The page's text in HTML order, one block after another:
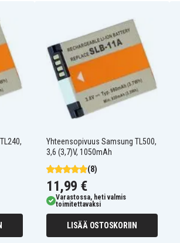
Samsung HZ25W
Samsung HZ35W
Samsung ST1000
Samsung TL240
Samsung TL500
Samsung WB2000
Samsung WB5500
Yhteensopivuus Samsung TL500,
3,6 (3,7)V, 1050mAh
(8)
11,99 €
Varastossa, heti valmis
toimitettavaksi
LISÄÄ OSTOSKORIIN